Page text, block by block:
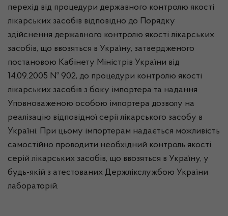
перехід від процедури державного контролю якості
лікарських засобів відповідно до Порядку
здійснення державного контролю якості лікарських
засобів, що ввозяться в Україну, затвердженого
постановою Кабінету Міністрів України від
14.09.2005 № 902, до процедури контролю якості
лікарських засобів з боку імпортера та надання
Уповноваженою особою імпортера дозволу на
реалізацію відповідної серії лікарського засобу в
Україні. При цьому імпортерам надається можливість
самостійно проводити необхідний контроль якості
серій лікарських засобів, що ввозяться в Україну, у
будь-якій з атестованих Держлікслужбою України
лабораторій.